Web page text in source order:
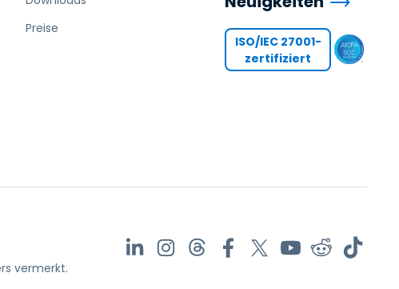
Preise
ISO/IEC 27001-
zertifiziert
vermerkt.